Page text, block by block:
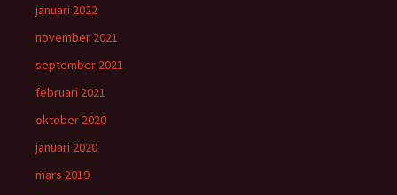
januari 2022
november 2021
september 2021
februari 2021
oktober 2020
januari 2020
mars 2019